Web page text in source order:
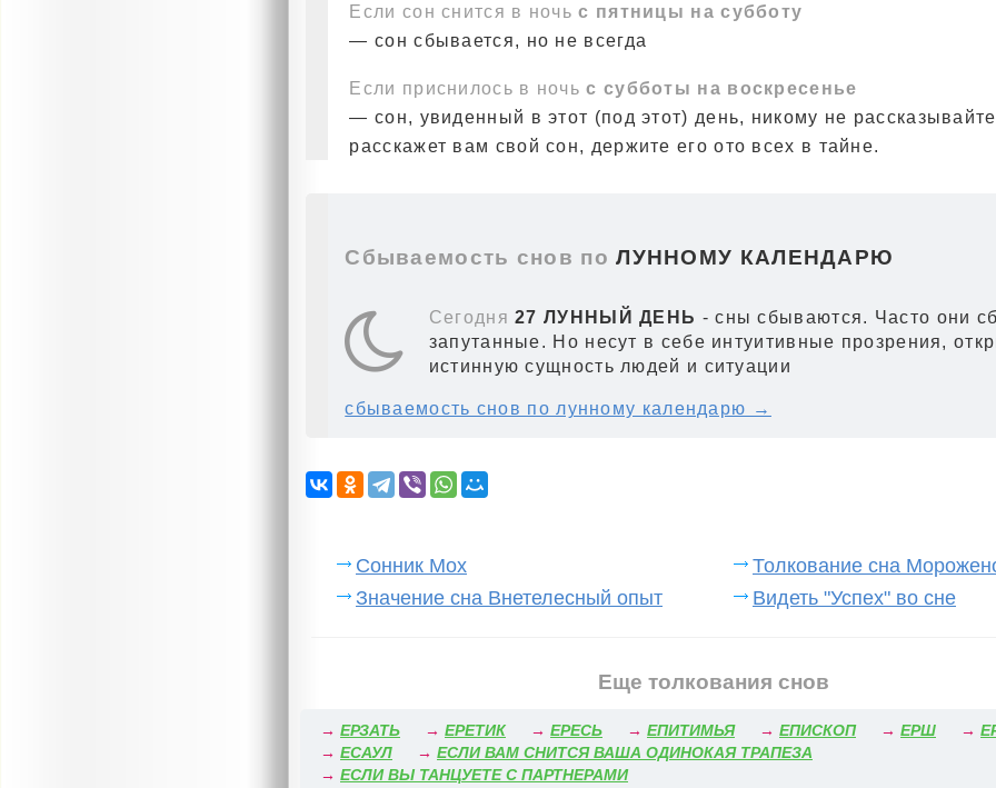
Если сон снится в ночьс пятницы на субботу
— сон сбывается, но не всегда
Если приснилось в ночьс субботы на воскресенье
— сон, увиденный в этот (под этот) день, никому не
расскажет вам свой сон, держите его ото всех в тайне.
Сбываемость снов по ЛУННОМУ КАЛЕНДАРЮ
Сегодня 27 ЛУННЫЙ ДЕНЬ - сны сбываются. Часто они
запутанные. Но несут в себе интуитивные прозрения,
истинную сущность людей и ситуации
сбываемость снов по лунному календарю →
Сонник Мох
Толкование сна
Значение сна Внетелесный опыт
Видеть "Успех" во сне
Еще толкования снов
→ ЕРЗАТЬ → ЕРЕТИК → ЕРЕСЬ → ЕПИТИМЬЯ → ЕПИСКОП → ЕРШ →
→ ЕСАУЛ → ЕСЛИ ВАМ СНИТСЯ ВАША ОДИНОКАЯ ТРАПЕЗА
→ ЕСЛИ ВЫ ТАНЦУЕТЕ С ПАРТНЕРАМИ